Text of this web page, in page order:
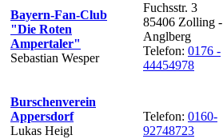
Bayern-Fan-Club
"Die Roten
Ampertaler"
Sebastian Wesper
Fuchsstr. 3
85406 Zolling -
Anglberg
Telefon: 0176 -
44454978
Burschenverein
Appersdorf
Lukas Heigl
Telefon: 0160-
92748723